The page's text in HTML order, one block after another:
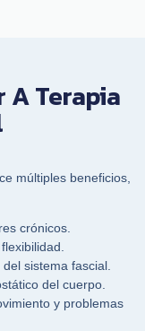
A Terapia
múltiples beneficios,
crónicos.
sistema fascial.
del cuerpo.
y problemas